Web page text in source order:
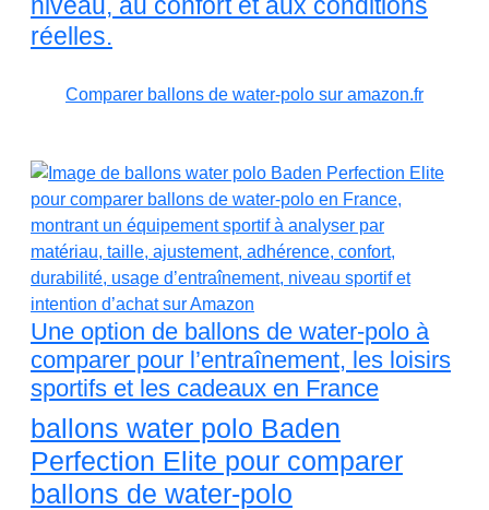
réelles.
Comparer ballons de water-polo sur amazon.fr
Une option de ballons de water-polo à
comparer pour l’entraînement, les loisirs
sportifs et les cadeaux en France
ballons water polo Baden
Perfection Elite pour comparer
ballons de water-polo